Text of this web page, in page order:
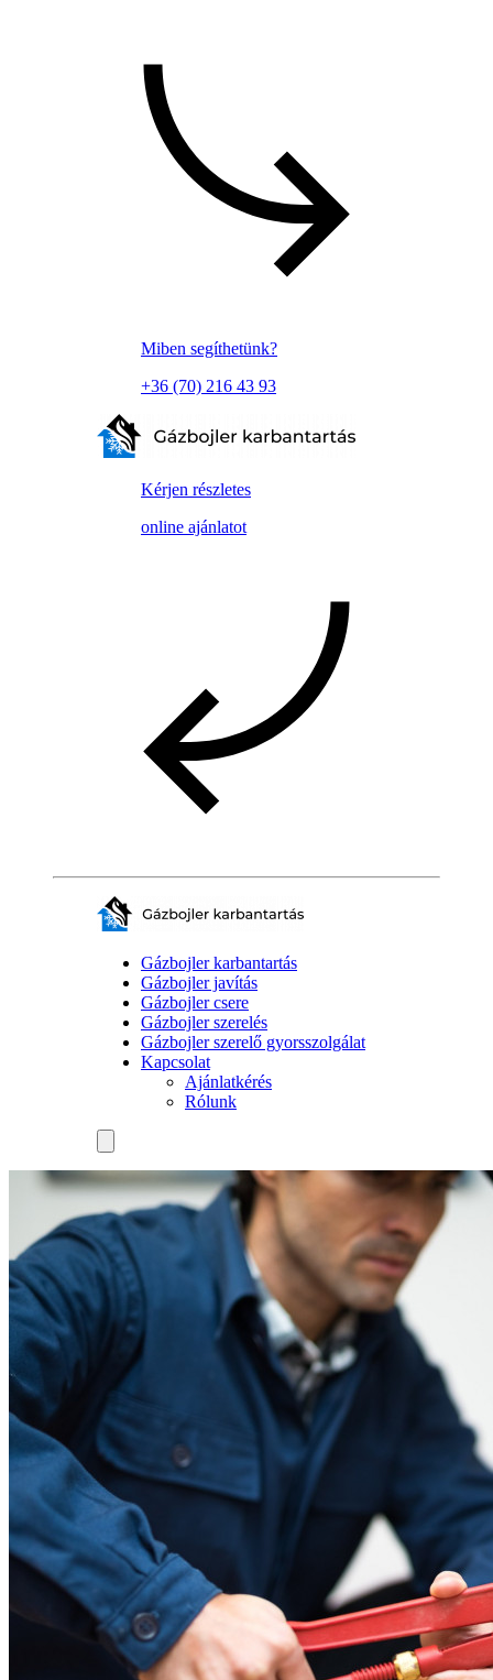
Miben segíthetünk?
+36 (70) 216 43 93
Kérjen részletes
online ajánlatot
Gázbojler karbantartás
Gázbojler javítás
Gázbojler csere
Gázbojler szerelés
Gázbojler szerelő gyorsszolgálat
Kapcsolat
Ajánlatkérés
Rólunk